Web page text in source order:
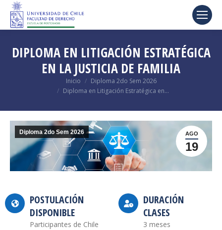
DIPLOMA EN LITIGACIÓN ESTRATÉGICA
EN LA JUSTICIA DE FAMILIA
Inicio
Diploma 2do Sem 2026
Diploma en Litigación Estratégica en…
AGO
19
Diploma 2do Sem 2026
POSTULACIÓN
DISPONIBLE
Participantes de Chile
DURACIÓN
CLASES
3 meses